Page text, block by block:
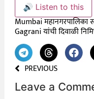
🔊 Listen to this
Mumbai महानगरपालिका
Gagrani यांची दिवाळी
PREVIOUS
Leave a